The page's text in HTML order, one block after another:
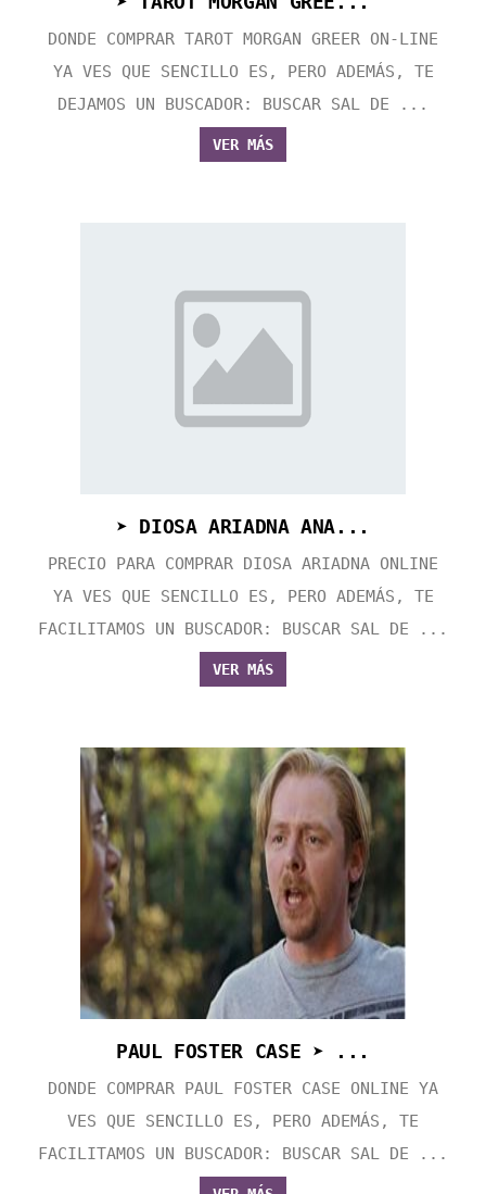
DONDE COMPRAR TAROT MORGAN GREER ON-LINE
YA VES QUE SENCILLO ES, PERO ADEMÁS, TE
DEJAMOS UN BUSCADOR: BUSCAR SAL DE ...
VER MÁS
➤ DIOSA ARIADNA ANA...
PRECIO PARA COMPRAR DIOSA ARIADNA ONLINE
YA VES QUE SENCILLO ES, PERO ADEMÁS, TE
FACILITAMOS UN BUSCADOR: BUSCAR SAL DE ...
VER MÁS
PAUL FOSTER CASE ➤ ...
DONDE COMPRAR PAUL FOSTER CASE ONLINE YA
VES QUE SENCILLO ES, PERO ADEMÁS, TE
FACILITAMOS UN BUSCADOR: BUSCAR SAL DE ...